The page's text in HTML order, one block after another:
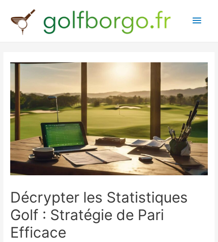
Main
Décrypter les Statistiques
Golf : Stratégie de Pari
Efficace